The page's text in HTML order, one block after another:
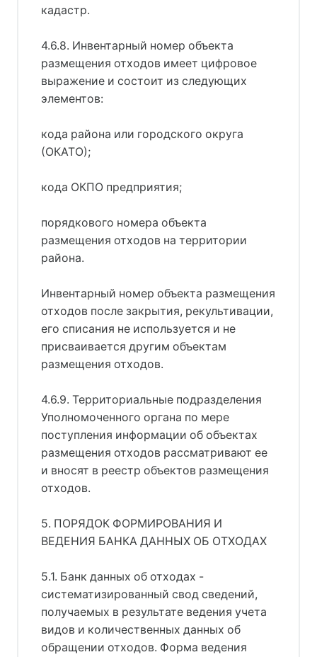
кадастр.
4.6.8. Инвентарный номер объекта
размещения отходов имеет цифровое
выражение и состоит из следующих
элементов:
кода района или городского округа
(ОКАТО);
кода ОКПО предприятия;
порядкового номера объекта
размещения отходов на территории
района.
Инвентарный номер объекта размещения
отходов после закрытия, рекультивации,
его списания не используется и не
присваивается другим объектам
размещения отходов.
4.6.9. Территориальные подразделения
Уполномоченного органа по мере
поступления информации об объектах
размещения отходов рассматривают ее
и вносят в реестр объектов размещения
отходов.
5. ПОРЯДОК ФОРМИРОВАНИЯ И
ВЕДЕНИЯ БАНКА ДАННЫХ ОБ ОТХОДАХ
5.1. Банк данных об отходах -
систематизированный свод сведений,
получаемых в результате ведения учета
видов и количественных данных об
обращении отходов. Форма ведения